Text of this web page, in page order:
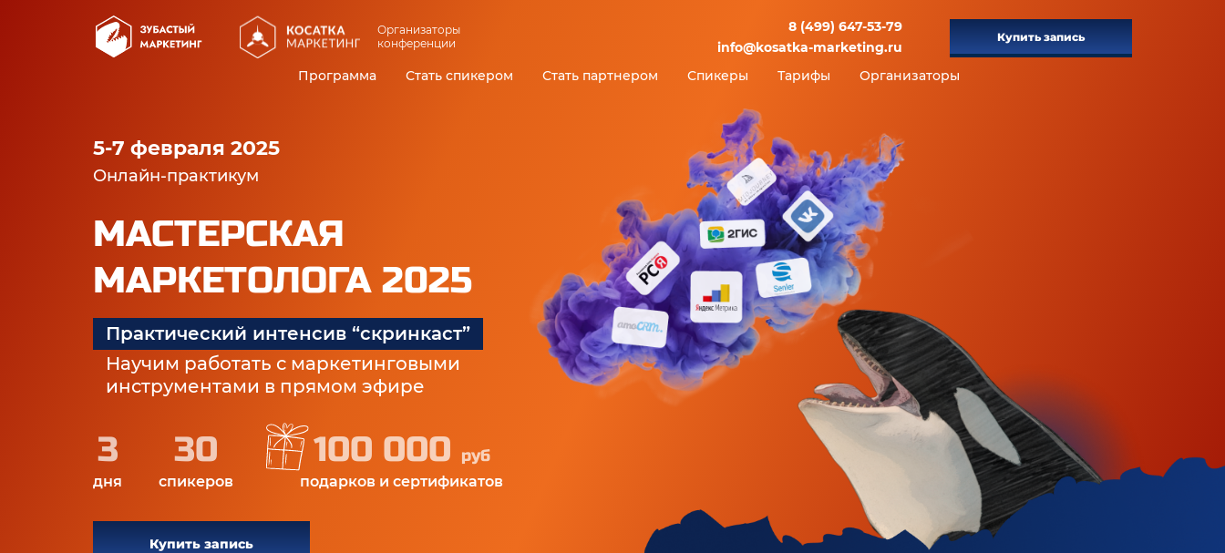
Организаторы
конференции
8 (499) 647-53-79
info@kosatka-marketing.ru
Купить запись
Программа Стать спикером Стать партнером Спикеры Тарифы Организаторы
5-7 февраля 2025
Онлайн-практикум
МАСТЕРСКАЯ
МАРКЕТОЛОГА 2025
Практический интенсив “скринкаст”
Научим работать с маркетинговыми
инструментами в прямом эфире
3
дня
30
спикеров
100 000 руб
подарков и сертификатов
Купить запись